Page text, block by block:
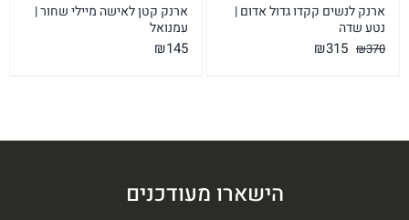
ארנק לנשים קקדו גדול אדום |
נטע שדה
₪370
המחיר
₪315
ארנק קטן לאישה מיילי שחור |
עמנואל
₪145
הישארו מעודכנים